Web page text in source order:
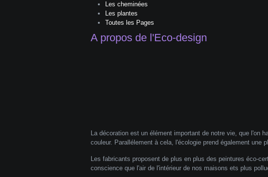
Les cheminées
Les plantes
Toutes les Pages
A propos de l'Eco-design
La décoration est un élément important de notre vie, que l'on
couleur. Parallélement à cela, l'écologie prend également
Les fabricants proposent de plus en plus des peintures éco-
conscience que l'air de l'intérieur de nos maisons ets plus